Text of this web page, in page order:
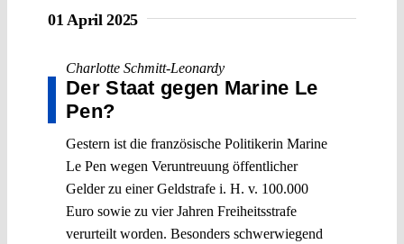
01 April 2025
Charlotte Schmitt-Leonardy
Der Staat gegen Marine Le
Pen?
Gestern ist die französische Politikerin Marine
Le Pen wegen Veruntreuung öffentlicher
Gelder zu einer Geldstrafe i. H. v. 100.000
Euro sowie zu vier Jahren Freiheitsstrafe
verurteilt worden. Besonders schwerwiegend